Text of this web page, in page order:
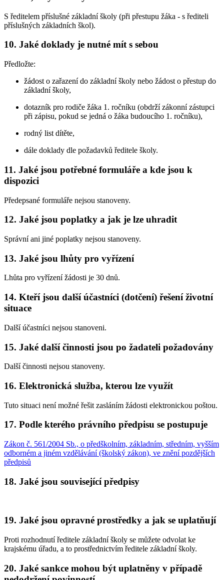
S ředitelem příslušné základní školy (při přestupu žáka - s řediteli
příslušných základních škol).
10. Jaké doklady je nutné mít s sebou
Předložte:
žádost o zařazení do základní školy nebo žádost o přestup do
základní školy,
dotazník pro rodiče žáka 1. ročníku (obdrží zákonní zástupci
při zápisu, pokud se jedná o žáka budoucího 1. ročníku),
rodný list dítěte,
dále doklady dle požadavků ředitele školy.
11. Jaké jsou potřebné formuláře a kde jsou k
dispozici
Předepsané formuláře nejsou stanoveny.
12. Jaké jsou poplatky a jak je lze uhradit
Správní ani jiné poplatky nejsou stanoveny.
13. Jaké jsou lhůty pro vyřízení
Lhůta pro vyřízení žádosti je 30 dnů.
14. Kteří jsou další účastníci (dotčení) řešení životní
situace
Další účastníci nejsou stanoveni.
15. Jaké další činnosti jsou po žadateli požadovány
Další činnosti nejsou stanoveny.
16. Elektronická služba, kterou lze využít
Tuto situaci není možné řešit zasláním žádosti elektronickou poštou.
17. Podle kterého právního předpisu se postupuje
Zákon č. 561/2004 Sb., o předškolním, základním, středním, vyšším
odborném a jiném vzdělávání (školský zákon), ve znění pozdějších
předpisů
18. Jaké jsou související předpisy
19. Jaké jsou opravné prostředky a jak se uplatňují
Proti rozhodnutí ředitele základní školy se můžete odvolat ke
krajskému úřadu, a to prostřednictvím ředitele základní školy.
20. Jaké sankce mohou být uplatněny v případě